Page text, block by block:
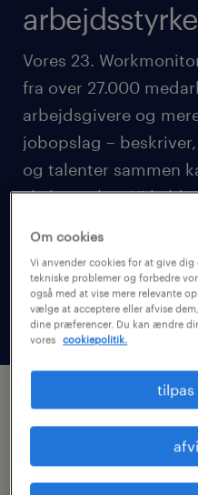
Vores 23.
fra over 27.000
arbejdsgivere og
jobopslag –
og talenter sammen
skabe vækst. Vi
download
udforsk
globale
Om cookies
Vi anvender cookies for at give
tekniske problemer og forbedre
også med at vise mere relevante
vælge at acceptere eller afvise
dine præferencer. Du kan ændre
vores
cookiepolitik.
tilpas